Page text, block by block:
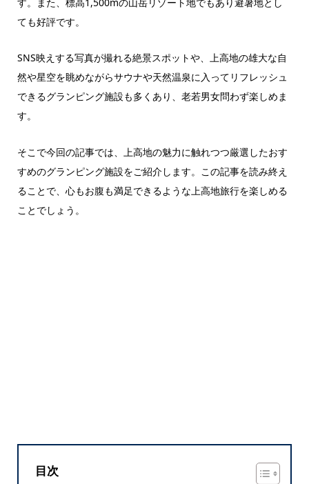
ても好評です。
SNS映えする写真が撮れる絶景スポットや、上高地の雄大な自
然や星空を眺めながらサウナや天然温泉に入ってリフレッシュ
できるグランピング施設も多くあり、老若男女問わず楽しめま
す。
そこで今回の記事では、上高地の魅力に触れつつ厳選したおす
すめのグランピング施設をご紹介します。この記事を読み終え
ることで、心もお腹も満足できるような上高地旅行を楽しめる
ことでしょう。
目次